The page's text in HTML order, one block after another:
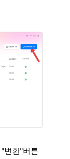
변환"버튼